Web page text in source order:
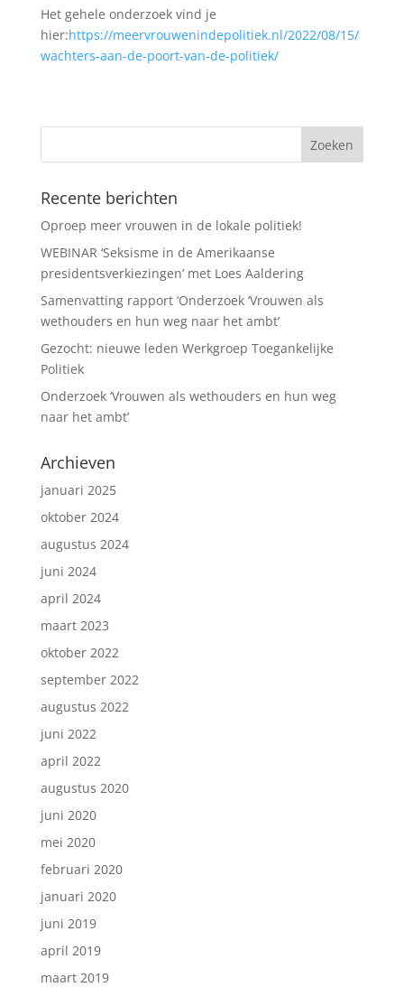
Het gehele onderzoek vind je
hier:https://meervrouwenindepolitiek.nl/2022/08/15/
wachters-aan-de-poort-van-de-politiek/
Recente berichten
Oproep meer vrouwen in de lokale politiek!
WEBINAR ‘Seksisme in de Amerikaanse
presidentsverkiezingen’ met Loes Aaldering
Samenvatting rapport ‘Onderzoek ‘Vrouwen als
wethouders en hun weg naar het ambt’
Gezocht: nieuwe leden Werkgroep Toegankelijke
Politiek
Onderzoek ‘Vrouwen als wethouders en hun weg
naar het ambt’
Archieven
januari 2025
oktober 2024
augustus 2024
juni 2024
april 2024
maart 2023
oktober 2022
september 2022
augustus 2022
juni 2022
april 2022
augustus 2020
juni 2020
mei 2020
februari 2020
januari 2020
juni 2019
april 2019
maart 2019